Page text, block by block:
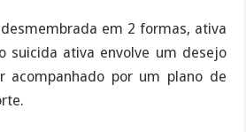
em 2 formas, ativa
suicida ativa envolve um desejo
acompanhado por um plano de